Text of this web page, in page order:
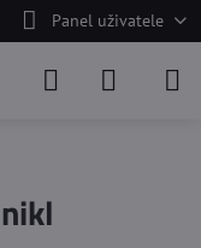
Panel uživatele